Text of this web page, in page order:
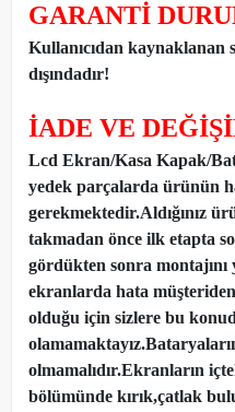
GARANTİ
Kullanıcıdan kaynaklanan
dışındadır!
İADE VE
Lcd Ekran/Kasa Kapak/
yedek parçalarda ürünün
gerekmektedir.Aldığınız
takmadan önce ilk etapta
gördükten sonra montajını
ekranlarda hata
olduğu için sizlere bu
olmamalıdır.Ekranların
bölümünde kırık,çatlak